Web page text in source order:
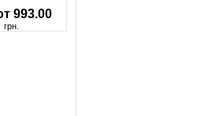
993.00
грн.